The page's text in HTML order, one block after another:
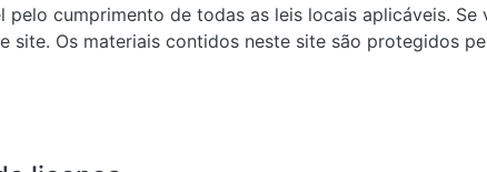
pelo cumprimento de todas as leis locais aplicáveis.
site. Os materiais contidos neste site são protegidos